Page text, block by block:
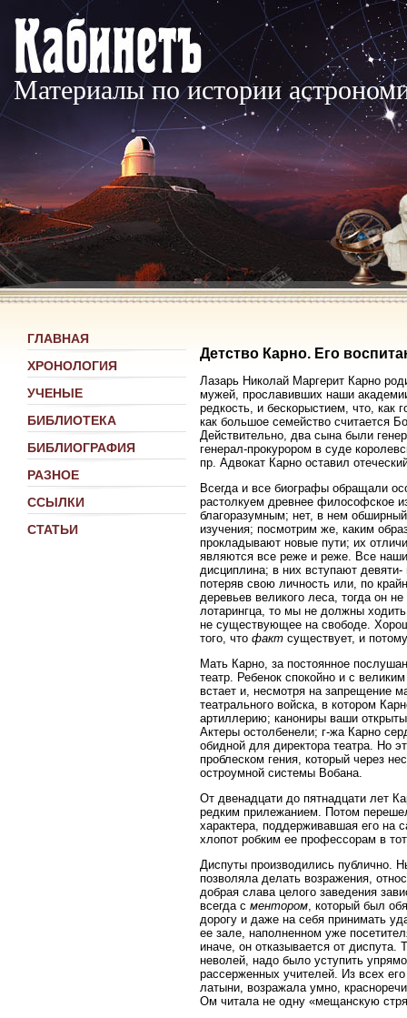
Материалы по истории
ГЛАВНАЯ
ХРОНОЛОГИЯ
УЧЕНЫЕ
БИБЛИОТЕКА
БИБЛИОГРАФИЯ
РАЗНОЕ
ССЫЛКИ
СТАТЬИ
Детство Карно. Его
Лазарь Николай Маргерит Карно
мужей, прославивших наши
редкость, и бескорыстием, что, как
как большое семейство считается
Действительно, два сына были
генерал-прокурором в суде
пр. Адвокат Карно оставил
Всегда и все биографы обращали
растолкуем древнее философское
благоразумным; нет, в нем
изучения; посмотрим же, каким
прокладывают новые пути; их
являются все реже и реже. Все
дисциплина; в них вступают
потеряв свою личность или, по
деревьев великого леса, тогда он
лотарингца, то мы не должны
не существующее на свободе.
того, что факт существует, и
Мать Карно, за постоянное
театр. Ребенок спокойно и с
встает и, несмотря на запрещение
театрального войска, в котором
артиллерию; канониры ваши
Актеры остолбенели; г-жа Карно
обидной для директора театра. Но
проблеском гения, который через
остроумной системы Вобана.
От двенадцати до пятнадцати лет
редким прилежанием. Потом
характера, поддерживавшая его
хлопот робким ее профессорам в
Диспуты производились публично.
позволяла делать возражения,
добрая слава целого заведения
всегда с ментором , который был
дорогу и даже на себя принимать
ее зале, наполненном уже
иначе, он отказывается от диспута.
неволей, надо было уступить
рассерженных учителей. Из всех
латыни, возражала умно,
Ом читала не одну «мещанскую